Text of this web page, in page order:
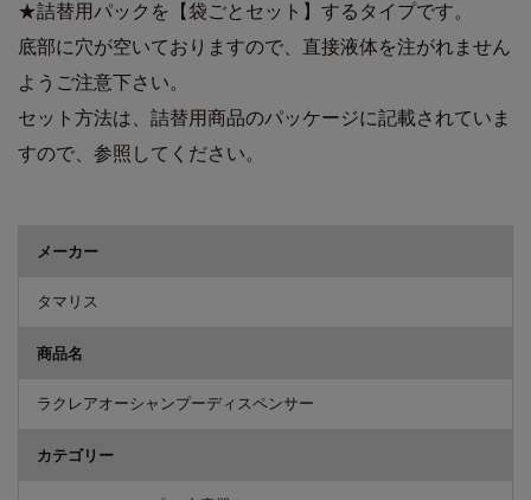
★詰替用パックを【袋ごとセット】するタイプです。
底部に穴が空いておりますので、直接液体を注がれません
ようご注意下さい。
セット方法は、詰替用商品のパッケージに記載されていま
すので、参照してください。
メーカー
タマリス
商品名
ラクレアオーシャンプーディスペンサー
カテゴリー